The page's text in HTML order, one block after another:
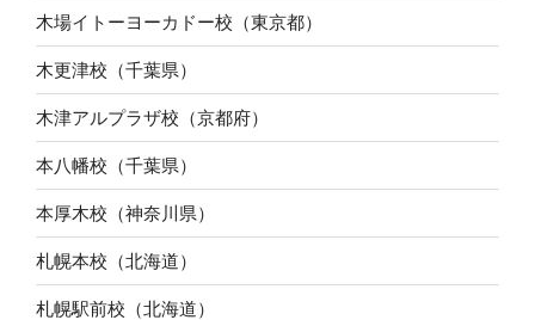
木場イトーヨーカドー校（東京都）
木更津校（千葉県）
木津アルプラザ校（京都府）
本八幡校（千葉県）
本厚木校（神奈川県）
札幌本校（北海道）
札幌駅前校（北海道）